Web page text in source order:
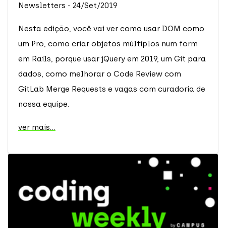
Newsletters - 24/Set/2019
Nesta edição, você vai ver como usar DOM como
um Pro, como criar objetos múltiplos num form
em Rails, porque usar jQuery em 2019, um Git para
dados, como melhorar o Code Review com
GitLab Merge Requests e vagas com curadoria de
nossa equipe.
ver mais...